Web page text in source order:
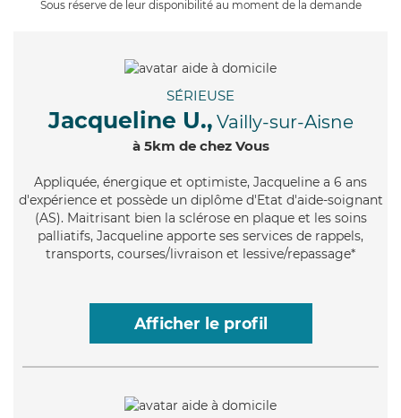
Sous réserve de leur disponibilité au moment de la demande
SÉRIEUSE
Jacqueline U., Vailly-sur-Aisne
à 5km de chez Vous
Appliquée, énergique et optimiste, Jacqueline a 6 ans
d'expérience et possède un diplôme d'Etat d'aide-soignant
(AS). Maitrisant bien la sclérose en plaque et les soins
palliatifs, Jacqueline apporte ses services de rappels,
transports, courses/livraison et lessive/repassage*
Afficher le profil